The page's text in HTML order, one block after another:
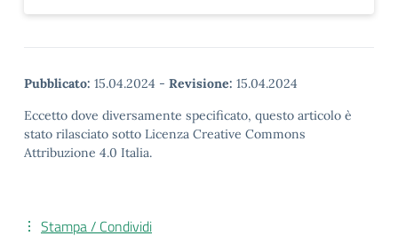
Pubblicato: 15.04.2024 - Revisione: 15.04.2024
Eccetto dove diversamente specificato, questo articolo è
stato rilasciato sotto Licenza Creative Commons
Attribuzione 4.0 Italia.
Stampa / Condividi